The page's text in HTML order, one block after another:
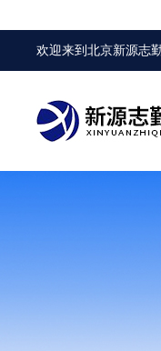
欢迎来到北京新源志